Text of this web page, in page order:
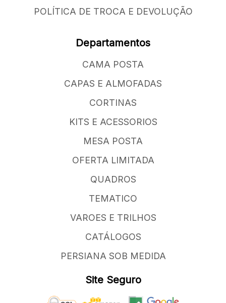
POLÍTICA DE TROCA E DEVOLUÇÃO
Departamentos
CAMA POSTA
CAPAS E ALMOFADAS
CORTINAS
KITS E ACESSORIOS
MESA POSTA
OFERTA LIMITADA
QUADROS
TEMATICO
VAROES E TRILHOS
CATÁLOGOS
PERSIANA SOB MEDIDA
Site Seguro